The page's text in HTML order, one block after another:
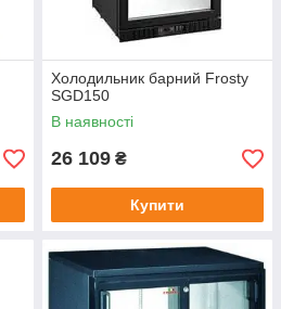
Холодильник барний Frosty
SGD150
В наявності
26 109 ₴
Купити